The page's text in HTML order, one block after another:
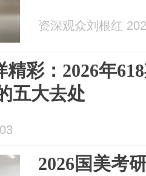
资深观众刘根红
精彩：2026年
五大去处
2026国美考